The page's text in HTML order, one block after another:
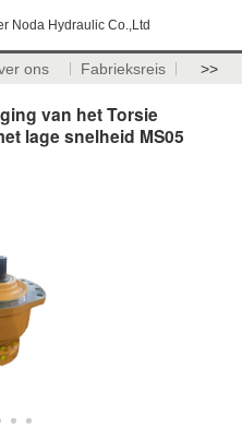
Noda Hydraulic Co.,Ltd
ons Fabrieksreis >>
van het Torsie
lage snelheid MS05